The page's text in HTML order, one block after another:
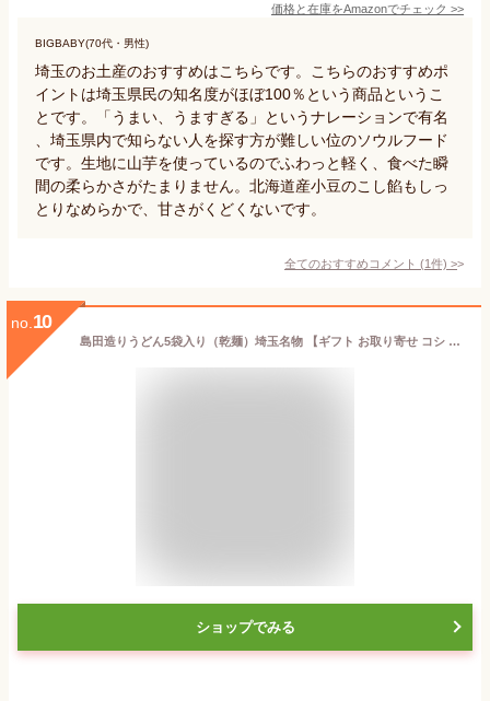
価格と在庫をAmazonでチェック >>
BIGBABY(70代・男性)
埼玉のお土産のおすすめはこちらです。こちらのおすすめポ
イントは埼玉県民の知名度がほぼ100％という商品というこ
とです。「うまい、うますぎる」というナレーションで有名
、埼玉県内で知らない人を探す方が難しい位のソウルフード
です。生地に山芋を使っているのでふわっと軽く、食べた瞬
間の柔らかさがたまりません。北海道産小豆のこし餡もしっ
とりなめらかで、甘さがくどくないです。
全てのおすすめコメント (1件) >
no. 10
島田造りうどん5袋入り（乾麺）埼玉名物 【ギフト お取り寄せ コシ おいしい グルメ 御中元 お歳暮 贈答】
ショップでみる